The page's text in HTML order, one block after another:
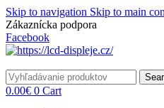
Skip to navigation Skip to main
Zákaznícka podpora
Facebook
0.00€ 0 Cart